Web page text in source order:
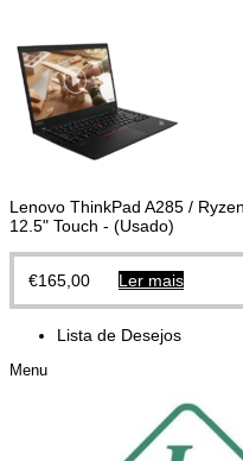
Lenovo ThinkPad A285 /
12.5" Touch - (Usado)
€165,00 Ler mais
Lista de Desejos
Menu